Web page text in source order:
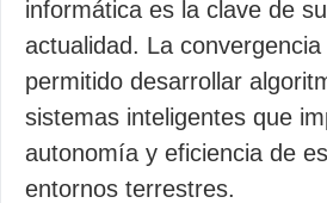
informática es la clave de
actualidad. La
permitido desarrollar
sistemas inteligentes que
autonomía y eficiencia de
entornos terrestres.